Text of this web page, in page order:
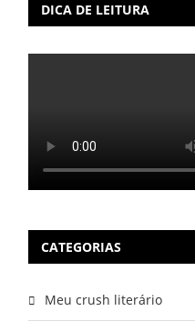
DICA DE LEITURA
CATEGORIAS
Meu crush literário